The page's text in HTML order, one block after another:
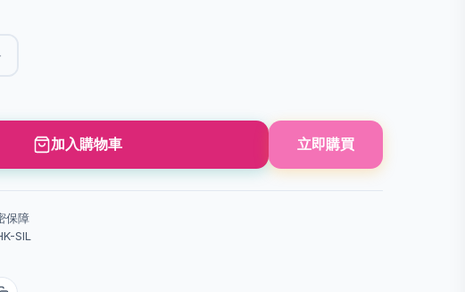
加入購物車 立即購買
保障
SIL